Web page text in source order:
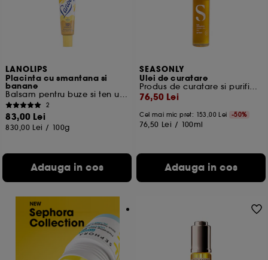
LANOLIPS
Placinta cu smantana si
banane
Balsam pentru buze si ten uscat
2
83,00 Lei
830,00 Lei / 100g
Adauga in cos
SEASONLY
Ulei de curatare
Produs de curatare si purificare
76,50 Lei
Cel mai mic pret: 153,00 Lei -50%
76,50 Lei / 100ml
Adauga in cos